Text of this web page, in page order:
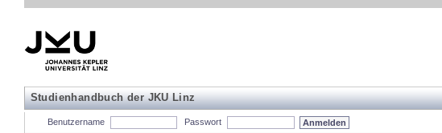
Studienhandbuch der JKU Linz
Benutzername Passwort